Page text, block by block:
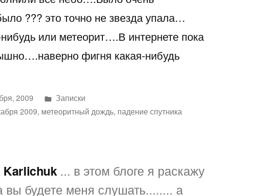
??? это точно не звезда упала…
нибудь или метеорит….В интернете пока
фигня какая-нибудь
2009
Написано
в
Записки
2009, метеоритный дождь, падение спутника
Karlichuk ... в этом блоге я раскажу
вы будете меня слушать........ а